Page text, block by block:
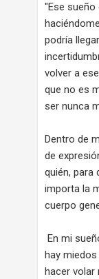
"Ese sueño
podría
volver a
que no es
ser nunca
Dentro de
de
quién, para
importa la
cuerpo
En mi
hay
hacer volar